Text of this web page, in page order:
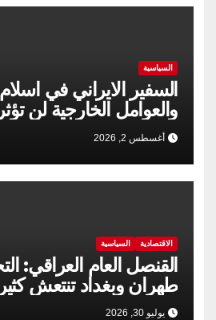
السياسية
السفير الايراني في
والعوامل الخارجية لن
الإيرانية الباكستانية
أغسطس 2, 2026
الاقتصادية السياسية
القنصل العام العراقي:
طهران وبغداد تنتعش
السكك الحديدية
يوليو 30, 2026